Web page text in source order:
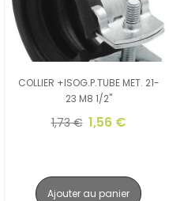
COLLIER +ISOG.P.TUBE MET. 21-
23 M8 1/2"
1,73 € 1,56 €
Ajouter au panier